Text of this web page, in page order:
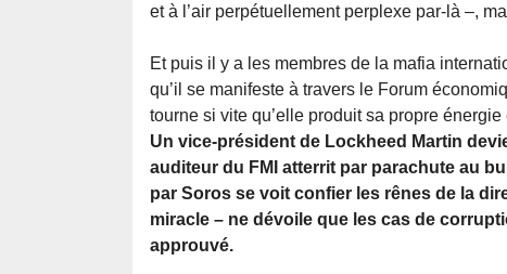
et à l’air perpétuellement perplexe par-là –,
Et puis il y a les membres de la mafia
qu’il se manifeste à travers le Forum
tourne si vite qu’elle produit sa propre énergie
Un vice-président de Lockheed Martin
auditeur du FMI atterrit par parachute au
par Soros se voit confier les rênes de la
miracle – ne dévoile que les cas de
approuvé.